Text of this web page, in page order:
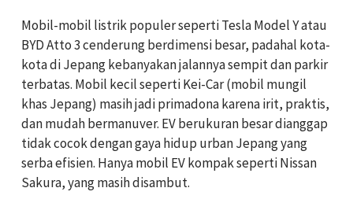
Mobil-mobil listrik populer seperti Tesla Model Y atau
BYD Atto 3 cenderung berdimensi besar, padahal kota-
kota di Jepang kebanyakan jalannya sempit dan parkir
terbatas. Mobil kecil seperti Kei-Car (mobil mungil
khas Jepang) masih jadi primadona karena irit, praktis,
dan mudah bermanuver. EV berukuran besar dianggap
tidak cocok dengan gaya hidup urban Jepang yang
serba efisien. Hanya mobil EV kompak seperti Nissan
Sakura, yang masih disambut.